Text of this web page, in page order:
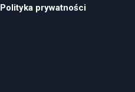
Polityka prywatności